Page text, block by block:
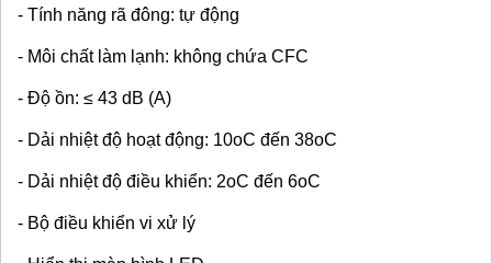
- Tính năng rã đông: tự động
- Môi chất làm lạnh: không chứa CFC
- Độ ồn: ≤ 43 dB (A)
- Dải nhiệt độ hoạt động: 10oC đến 38oC
- Dải nhiệt độ điều khiển: 2oC đến 6oC
- Bộ điều khiển vi xử lý